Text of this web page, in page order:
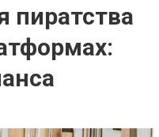
пиратства